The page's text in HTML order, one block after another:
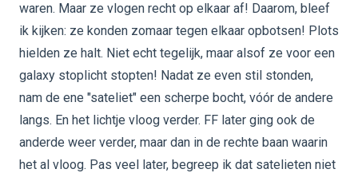
waren. Maar ze vlogen recht op elkaar af! Daarom, bleef
ik kijken: ze konden zomaar tegen elkaar opbotsen! Plots
hielden ze halt. Niet echt tegelijk, maar alsof ze voor een
galaxy stoplicht stopten! Nadat ze even stil stonden,
nam de ene "sateliet" een scherpe bocht, vóór de andere
langs. En het lichtje vloog verder. FF later ging ook de
anderde weer verder, maar dan in de rechte baan waarin
het al vloog. Pas veel later, begreep ik dat satelieten niet